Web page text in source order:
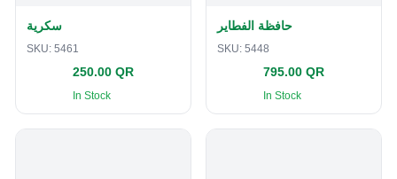
سكرية
SKU: 5461
250.00 QR
In Stock
حافظة الفطاير
SKU: 5448
795.00 QR
In Stock